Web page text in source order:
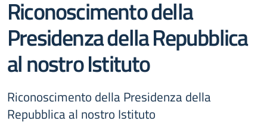
Riconoscimento della
Presidenza della Repubblica
al nostro Istituto
Riconoscimento della Presidenza della
Repubblica al nostro Istituto